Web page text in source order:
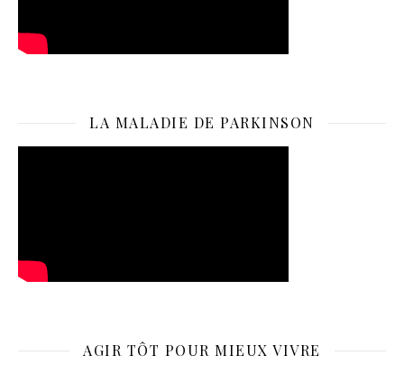
LA MALADIE DE PARKINSON
AGIR TÔT POUR MIEUX VIVRE